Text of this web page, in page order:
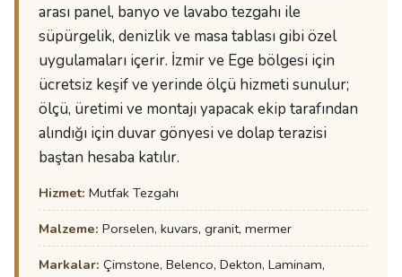
arası panel, banyo ve lavabo tezgahı ile
süpürgelik, denizlik ve masa tablası gibi özel
uygulamaları içerir. İzmir ve Ege bölgesi için
ücretsiz keşif ve yerinde ölçü hizmeti sunulur;
ölçü, üretimi ve montajı yapacak ekip tarafından
alındığı için duvar gönyesi ve dolap terazisi
baştan hesaba katılır.
Hizmet: Mutfak Tezgahı
Malzeme: Porselen, kuvars, granit, mermer
Markalar: Çimstone, Belenco, Dekton, Laminam,